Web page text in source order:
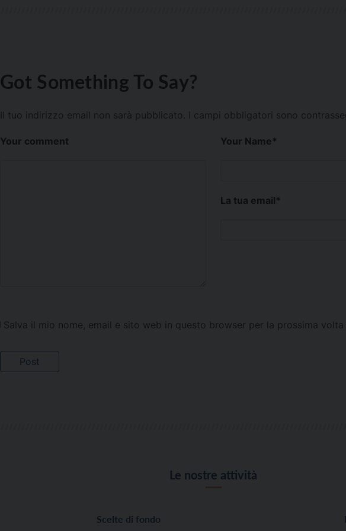
Got Something To Say?
Il tuo indirizzo email non sarà pubblicato. I campi obbligatori sono
Your comment Your Name*
La tua email*
Salva il mio nome, email e sito web in questo browser per la prossima
Le nostre attività
Scelte di fondo